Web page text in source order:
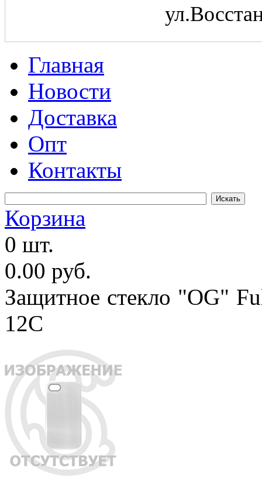
Главная
Новости
Доставка
Опт
Контакты
Корзина
0 шт.
0.00 руб.
Защитное стекло "OG"
12C